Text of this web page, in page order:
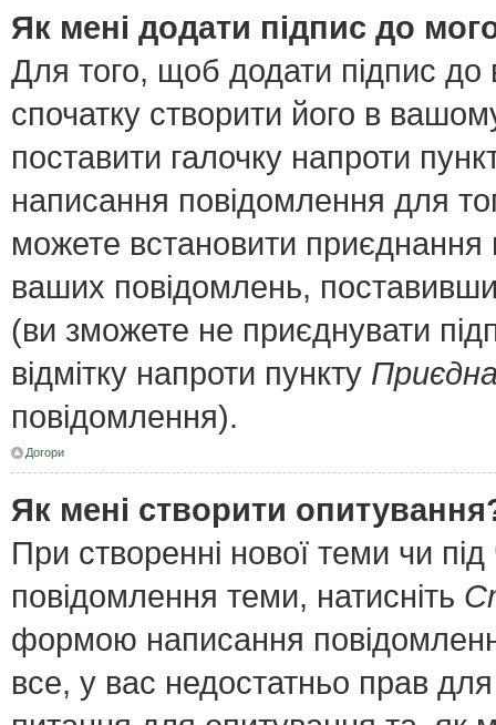
Як мені додати підпис до
Для того, щоб додати підпис
спочатку створити його в
поставити галочку напроти
написання повідомлення для
можете встановити приєднання
ваших повідомлень, поставивши
(ви зможете не приєднувати
відмітку напроти пункту
повідомлення).
Догори
Як мені створити
При створенні нової теми чи
повідомлення теми, натисніть
формою написання
все, у вас недостатньо прав